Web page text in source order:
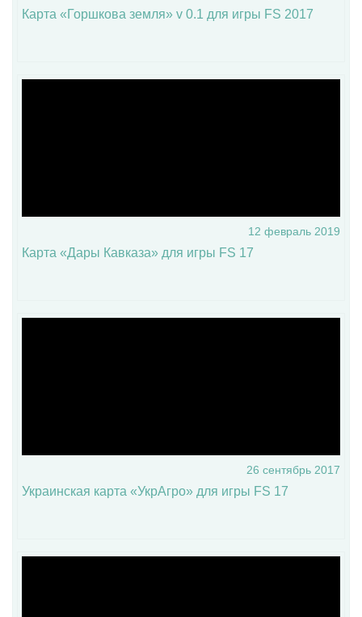
Карта «Горшкова земля» v 0.1 для игры FS 2017
12 февраль 2019
Карта «Дары Кавказа» для игры FS 17
26 сентябрь 2017
Украинская карта «УкрАгро» для игры FS 17